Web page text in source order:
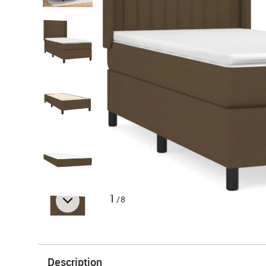
1 /8
Description